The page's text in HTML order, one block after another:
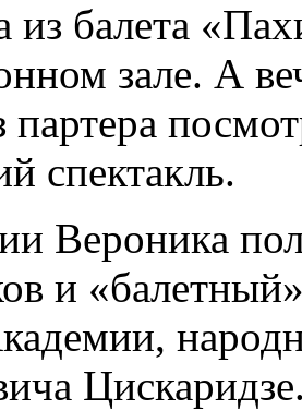
из балета
зале. А
партера
спектакль.
Вероника
и